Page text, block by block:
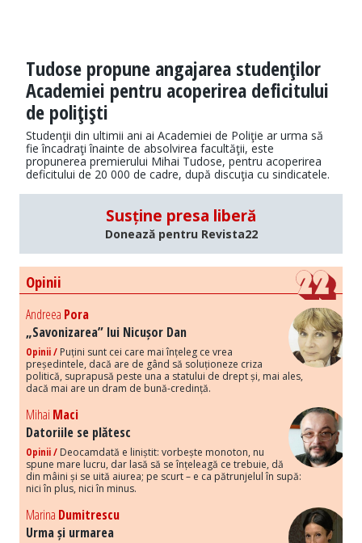
Tudose propune angajarea studenţilor
Academiei pentru acoperirea deficitului
de poliţişti
Studenţii din ultimii ani ai Academiei de Poliţie ar urma să
fie încadraţi înainte de absolvirea facultăţii, este
propunerea premierului Mihai Tudose, pentru acoperirea
deficitului de 20 000 de cadre, după discuţia cu sindicatele.
Susține presa liberă
Donează pentru Revista22
Opinii
Andreea Pora
„Savonizarea” lui Nicușor Dan
Opinii / Puțini sunt cei care mai înțeleg ce vrea
președintele, dacă are de gând să soluționeze criza
politică, suprapusă peste una a statului de drept și, mai ales,
dacă mai are un dram de bună-credință.
Mihai Maci
Datoriile se plătesc
Opinii / Deocamdată e liniștit: vorbește monoton, nu
spune mare lucru, dar lasă să se înțeleagă ce trebuie, dă
din mâini și se uită aiurea; pe scurt – e ca pătrunjelul în supă:
nici în plus, nici în minus.
Marina Dumitrescu
Urma și urmarea